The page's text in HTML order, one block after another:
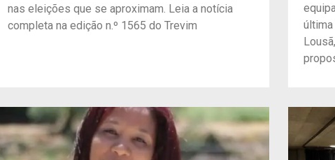
nas eleições que se aproximam. Leia a notícia
completa na edição n.º 1565 do Trevim